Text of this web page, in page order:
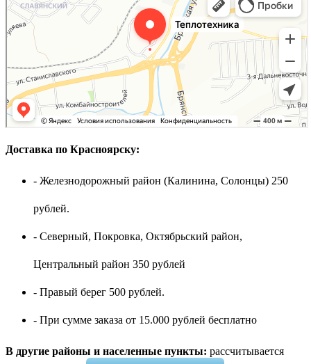
Доставка по Красноярску:
- Железнодорожный район (Калинина, Солонцы) 250
рублей.
- Северный, Покровка, Октябрьский район,
Центральный район 350 рублей
- Правый берег 500 рублей.
- При сумме заказа от 15.000 рублей бесплатно
В другие районы и населенные пункты: рассчитывается